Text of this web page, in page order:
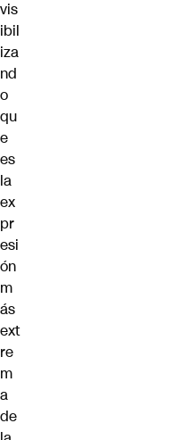
vis
ibil
iza
nd
o
qu
e
es
la
ex
pr
esi
ón
m
ás
ext
re
m
a
de